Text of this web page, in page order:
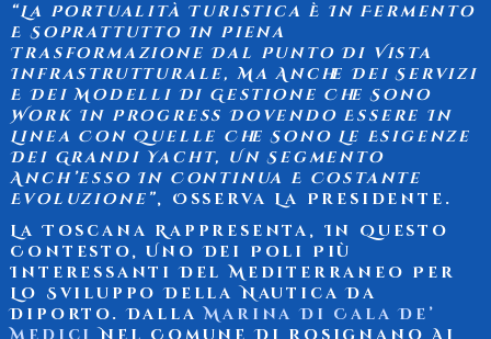
“La Portualità Turistica È In Fermento
E Soprattutto In Piena
Trasformazione Dal Punto Di Vista
Infrastrutturale, Ma Anche Dei Servizi
E Dei Modelli Di Gestione Che Sono
Work In Progress Dovendo Essere In
Linea Con Quelle Che Sono Le Esigenze
Dei Grandi Yacht, Un Segmento
Anch’esso In Continua E Costante
Evoluzione”, Osserva La Presidente.
La Toscana Rappresenta, In Questo
Contesto, Uno Dei Poli Più
Interessanti Del Mediterraneo Per
Lo Sviluppo Della Nautica Da
Diporto. DallaMarina Di Cala De’